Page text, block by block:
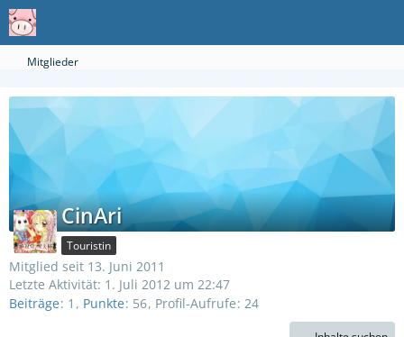
Mitglieder
CinAri
Touristin
Mitglied seit 13. Juni 2011
Letzte Aktivität: 1. Juli 2012 um 22:47
Beiträge 1 Punkte 56 Profil-Aufrufe 24